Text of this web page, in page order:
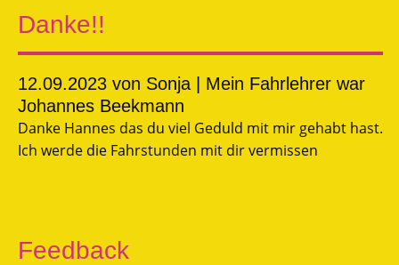
Danke!!
12.09.2023 von Sonja | Mein Fahrlehrer war
Johannes Beekmann
Danke Hannes das du viel Geduld mit mir gehabt hast.
Ich werde die Fahrstunden mit dir vermissen
Feedback